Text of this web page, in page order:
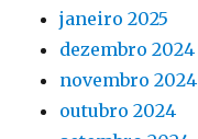
janeiro 2025
dezembro 2024
novembro 2024
outubro 2024